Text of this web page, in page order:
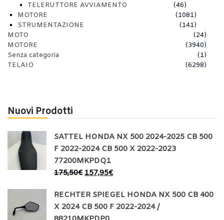
TELERUTTORE AVVIAMENTO
(46)
MOTORE
(1081)
STRUMENTAZIONE
(141)
MOTO
(24)
MOTORE
(3940)
Senza categoria
(1)
TELAIO
(6298)
Nuovi Prodotti
SATTEL HONDA NX 500 2024-2025 CB 500
F 2022-2024 CB 500 X 2022-2023
77200MKPDQ1
175,50€ 157,95€
RECHTER SPIEGEL HONDA NX 500 CB 400
X 2024 CB 500 F 2022-2024 /